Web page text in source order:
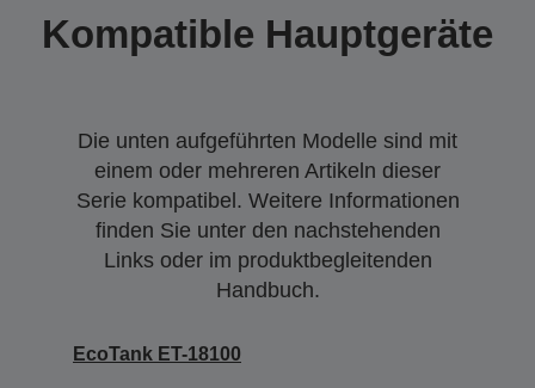
Kompatible Hauptgeräte
Die unten aufgeführten Modelle sind mit
einem oder mehreren Artikeln dieser
Serie kompatibel. Weitere Informationen
finden Sie unter den nachstehenden
Links oder im produktbegleitenden
Handbuch.
EcoTank ET-18100